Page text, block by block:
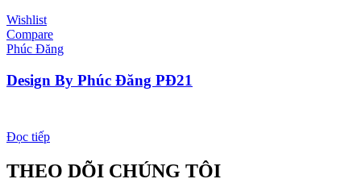
Wishlist
Compare
Phúc Đăng
Design By Phúc Đăng PĐ21
Đọc tiếp
THEO DÕI CHÚNG TÔI